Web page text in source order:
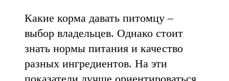
Какие корма давать питомцу –
выбор владельцев. Однако стоит
знать нормы питания и качество
разных ингредиентов. На эти